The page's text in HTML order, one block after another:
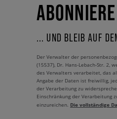
... UND BLEIB AUF
Der Verwalter der
(15537), Dr. Hans-Lebach-Str. 2,
des Verwalters verarbeitet, das
Angabe der Daten ist freiwillig,
der Verarbeitung zu
Einschränkung der Verarbeitung
einzureichen. Die vollständige